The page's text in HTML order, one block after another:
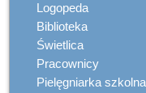
Logopeda
Biblioteka
Świetlica
Pracownicy
Pielęgniarka szkolna